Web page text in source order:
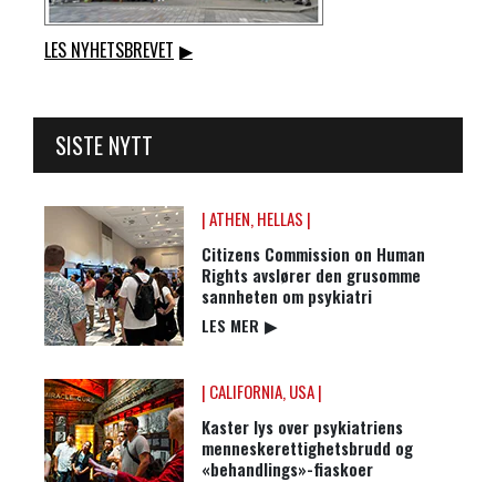
LES NYHETSBREVET ▶
SISTE NYTT
| ATHEN, HELLAS |
Citizens Commission on Human
Rights avslører den grusomme
sannheten om psykiatri
LES MER ▶
| CALIFORNIA, USA |
Kaster lys over psykiatriens
menneskerettighetsbrudd og
«behandlings»-fiaskoer